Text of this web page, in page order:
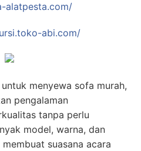
alatpesta.com/
abi.com/
menyewa sofa murah,
pengalaman
tanpa perlu
model, warna, dan
suasana acara